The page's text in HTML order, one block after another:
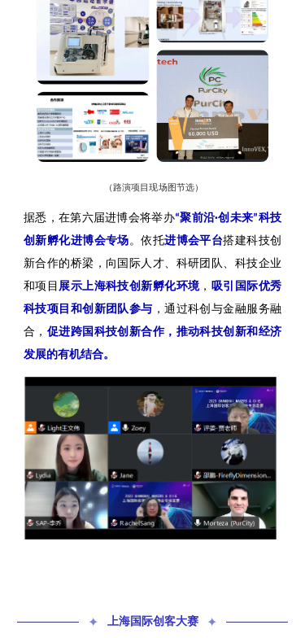
（路演项目现场图节选）
据悉，在第六届进博会将举办“聚前沿·创未来”科技
创新孵化进博会专场。依托进博会平台搭建科技创
新合作的桥梁，向国际人才、科研团队、科技企业
和项目 展示上海科技创新孵化环境， 吸引国际优秀
科技项目和创新团队参与 ，通过科创与金融服务融
合， 促进跨国科技创新合作，推动科技创新和经济
发展的有机结合。
✦ 上海国际创客大赛 ✦